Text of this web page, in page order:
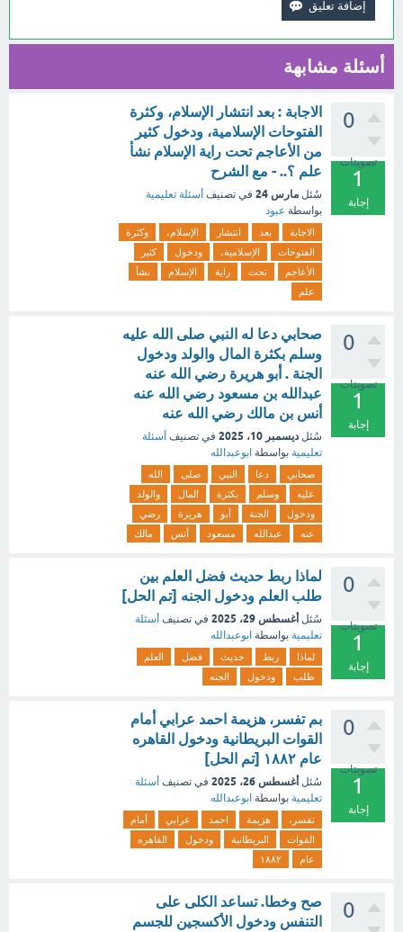
أسئلة مشابهة
0
تصويتات
1
إجابة
الاجابة : بعد انتشار الإسلام، وكثرة
الفتوحات الإسلامية، ودخول كثير
من الأعاجم تحت راية الإسلام نشأ
علم ؟.. - مع الشرح
سُئل مارس 24 في تصنيف أسئلة تعليمية
بواسطة عبود
الاجابة بعد انتشار الإسلام،
وكثرة
الفتوحات
الإسلامية، ودخول
كثير
الأعاجم
تحت راية الإسلام
نشأ
علم
0
تصويتات
1
إجابة
صحابي دعا له النبي صلى الله عليه
وسلم بكثرة المال والولد ودخول
الجنة . أبو هريرة رضي الله عنه
عبدالله بن مسعود رضي الله عنه
أنس بن مالك رضي الله عنه
سُئل ديسمبر 10، 2025 في تصنيف أسئلة
تعليمية بواسطة ابوعبدالله
صحابي دعا النبي صلى
الله
عليه
وسلم بكثرة المال
والولد
ودخول
الجنة أبو هريرة
رضي
عنه
عبدالله مسعود أنس مالك
0
تصويتات
1
إجابة
لماذا ربط حديث فضل العلم بين
طلب العلم ودخول الجنه [تم الحل]
سُئل أغسطس 29، 2025 في تصنيف أسئلة
تعليمية بواسطة ابوعبدالله
لماذا ربط حديث فضل
العلم
طلب
ودخول الجنه
0
تصويتات
1
إجابة
بم تفسر، هزيمة احمد عرابي أمام
القوات البريطانية ودخول القاهره
عام ١٨٨٢ [تم الحل]
سُئل أغسطس 26، 2025 في تصنيف أسئلة
تعليمية بواسطة ابوعبدالله
تفسر، هزيمة احمد عرابي
أمام
القوات
البريطانية ودخول
القاهره
عام
١٨٨٢
0
صح وخطا. تساعد الكلى على
التنفس ودخول الأكسجين للجسم